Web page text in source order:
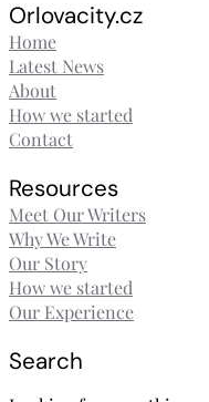
Orlovacity.cz
Home
Latest News
About
How we started
Contact
Resources
Meet Our Writers
Why We Write
Our Story
How we started
Our Experience
Search